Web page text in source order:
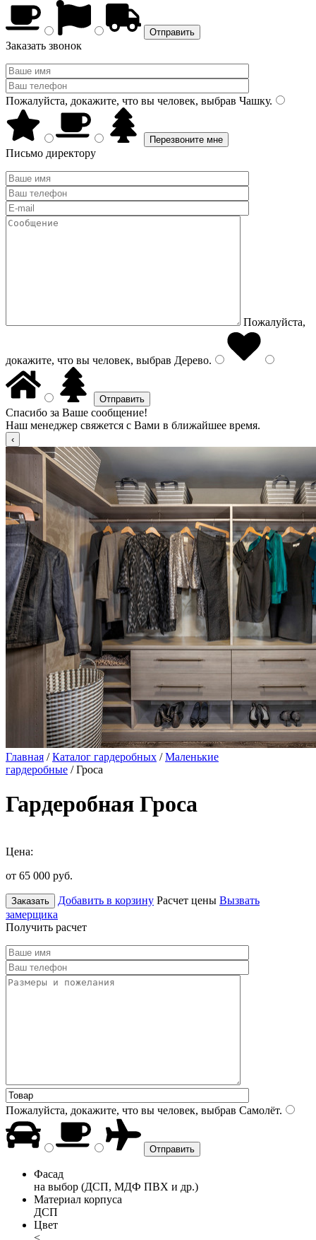
Заказать звонок
Пожалуйста, докажите, что вы человек, выбрав Чашку.
Письмо директору
Пожалуйста,
докажите, что вы человек, выбрав Дерево.
Спасибо за Ваше сообщение!
Наш менеджер свяжется с Вами в ближайшее время.
Главная /Каталог гардеробных /Маленькие
гардеробные / Гроса
Гардеробная Гроса
Цена:
от 65 000 руб.
Заказать Добавить в корзину Расчет цены Вызвать
замерщика
Получить расчет
Пожалуйста, докажите, что вы человек, выбрав Самолёт.
Фасад
на выбор (ДСП, МДФ ПВХ и др.)
Материал корпуса
ДСП
Цвет
<